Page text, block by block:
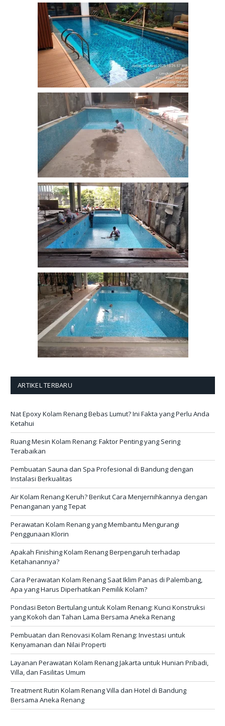
ARTIKEL TERBARU
Nat Epoxy Kolam Renang Bebas Lumut? Ini Fakta yang Perlu Anda
Ketahui
Ruang Mesin Kolam Renang: Faktor Penting yang Sering
Terabaikan
Pembuatan Sauna dan Spa Profesional di Bandung dengan
Instalasi Berkualitas
Air Kolam Renang Keruh? Berikut Cara Menjernihkannya dengan
Penanganan yang Tepat
Perawatan Kolam Renang yang Membantu Mengurangi
Penggunaan Klorin
Apakah Finishing Kolam Renang Berpengaruh terhadap
Ketahanannya?
Cara Perawatan Kolam Renang Saat Iklim Panas di Palembang,
Apa yang Harus Diperhatikan Pemilik Kolam?
Pondasi Beton Bertulang untuk Kolam Renang: Kunci Konstruksi
yang Kokoh dan Tahan Lama Bersama Aneka Renang
Pembuatan dan Renovasi Kolam Renang: Investasi untuk
Kenyamanan dan Nilai Properti
Layanan Perawatan Kolam Renang Jakarta untuk Hunian Pribadi,
Villa, dan Fasilitas Umum
Treatment Rutin Kolam Renang Villa dan Hotel di Bandung
Bersama Aneka Renang